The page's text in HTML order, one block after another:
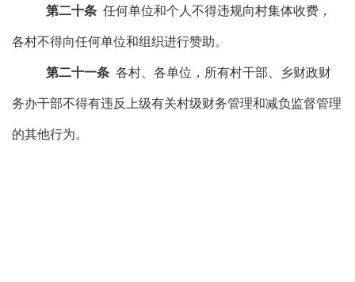
第二十条 任何单位和个人不得违规向村集体收费，
各村不得向任何单位和组织进行赞助。
第二十一条 各村、各单位，所有村干部、 乡财政财
务办干部不得有违反上级有关村级财务管理和减负监督管理
的其他行为。